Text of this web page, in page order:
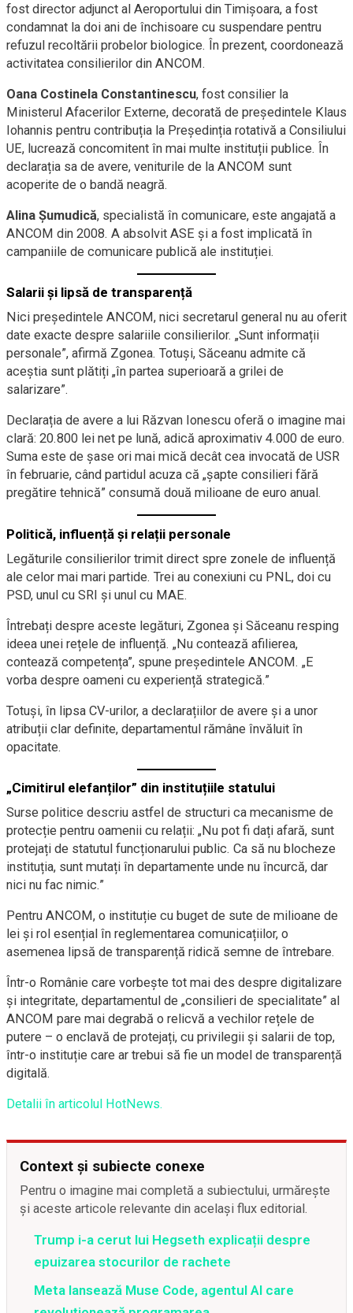
fost director adjunct al Aeroportului din Timișoara, a fost
condamnat la doi ani de închisoare cu suspendare pentru
refuzul recoltării probelor biologice. În prezent, coordonează
activitatea consilierilor din ANCOM.
Oana Costinela Constantinescu, fost consilier la
Ministerul Afacerilor Externe, decorată de președintele Klaus
Iohannis pentru contribuția la Președinția rotativă a Consiliului
UE, lucrează concomitent în mai multe instituții publice. În
declarația sa de avere, veniturile de la ANCOM sunt
acoperite de o bandă neagră.
Alina Șumudică, specialistă în comunicare, este angajată a
ANCOM din 2008. A absolvit ASE și a fost implicată în
campaniile de comunicare publică ale instituției.
Salarii și lipsă de transparență
Nici președintele ANCOM, nici secretarul general nu au oferit
date exacte despre salariile consilierilor. „Sunt informații
personale”, afirmă Zgonea. Totuși, Săceanu admite că
aceștia sunt plătiți „în partea superioară a grilei de
salarizare”.
Declarația de avere a lui Răzvan Ionescu oferă o imagine mai
clară: 20.800 lei net pe lună, adică aproximativ 4.000 de euro.
Suma este de șase ori mai mică decât cea invocată de USR
în februarie, când partidul acuza că „șapte consilieri fără
pregătire tehnică” consumă două milioane de euro anual.
Politică, influență și relații personale
Legăturile consilierilor trimit direct spre zonele de influență
ale celor mai mari partide. Trei au conexiuni cu PNL, doi cu
PSD, unul cu SRI și unul cu MAE.
Întrebați despre aceste legături, Zgonea și Săceanu resping
ideea unei rețele de influență. „Nu contează afilierea,
contează competența”, spune președintele ANCOM. „E
vorba despre oameni cu experiență strategică.”
Totuși, în lipsa CV-urilor, a declarațiilor de avere și a unor
atribuții clar definite, departamentul rămâne învăluit în
opacitate.
„Cimitirul elefanților” din instituțiile statului
Surse politice descriu astfel de structuri ca mecanisme de
protecție pentru oamenii cu relații: „Nu pot fi dați afară, sunt
protejați de statutul funcționarului public. Ca să nu blocheze
instituția, sunt mutați în departamente unde nu încurcă, dar
nici nu fac nimic.”
Pentru ANCOM, o instituție cu buget de sute de milioane de
lei și rol esențial în reglementarea comunicațiilor, o
asemenea lipsă de transparență ridică semne de întrebare.
Într-o Românie care vorbește tot mai des despre digitalizare
și integritate, departamentul de „consilieri de specialitate” al
ANCOM pare mai degrabă o relicvă a vechilor rețele de
putere – o enclavă de protejați, cu privilegii și salarii de top,
într-o instituție care ar trebui să fie un model de transparență
digitală.
Detalii în articolul HotNews.
Context și subiecte conexe
Pentru o imagine mai completă a subiectului, urmărește
și aceste articole relevante din același flux editorial.
Trump i-a cerut lui Hegseth explicații despre
epuizarea stocurilor de rachete
Meta lansează Muse Code, agentul AI care